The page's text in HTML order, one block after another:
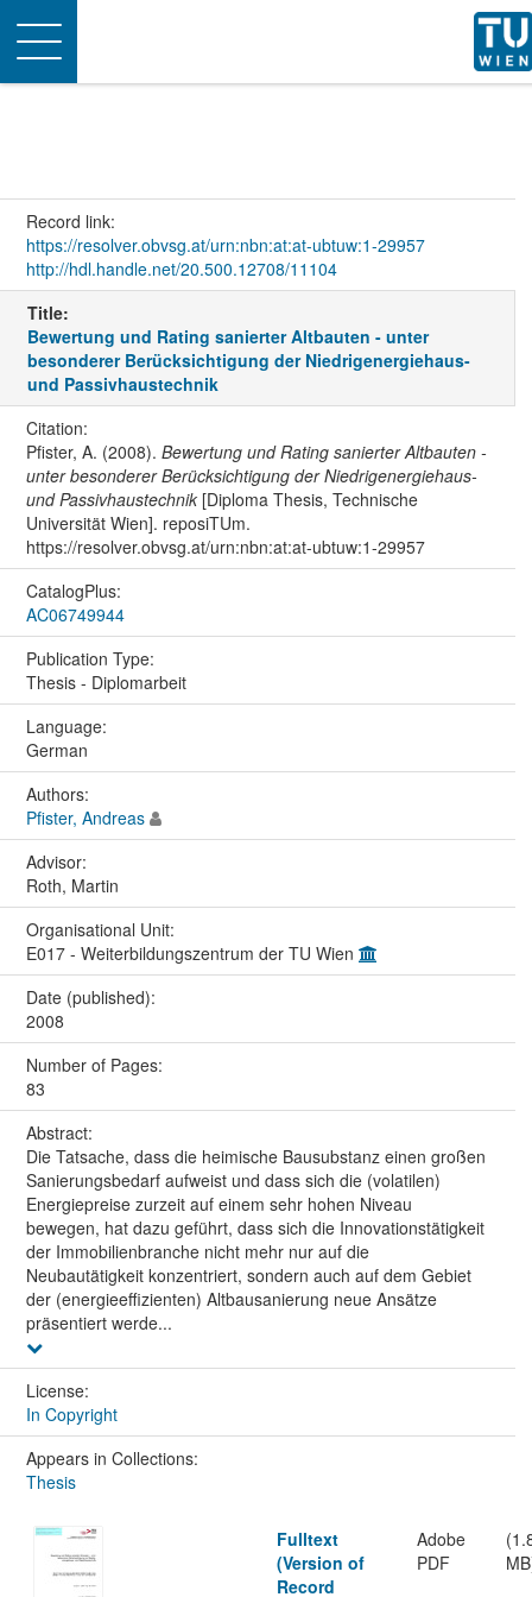
Toggle
navigation
Record link:
https://resolver.obvsg.at/urn:nbn:at:at-ubtuw:1-29957
http://hdl.handle.net/20.500.12708/11104
Title:
Bewertung und Rating sanierter Altbauten - unter
besonderer Berücksichtigung der Niedrigenergiehaus-
und Passivhaustechnik
Citation:
Pfister, A. (2008). Bewertung und Rating sanierter Altbauten -
unter besonderer Berücksichtigung der Niedrigenergiehaus-
und Passivhaustechnik[Diploma Thesis, Technische
Universität Wien]. reposiTUm.
https://resolver.obvsg.at/urn:nbn:at:at-ubtuw:1-29957
CatalogPlus:
AC06749944
Publication Type:
Thesis - Diplomarbeit
Language:
German
Authors:
Pfister, Andreas
Advisor:
Roth, Martin
Organisational Unit:
E017 - Weiterbildungszentrum der TU Wien
Date (published):
2008
Number of Pages:
83
Abstract:
Die Tatsache, dass die heimische Bausubstanz einen großen
Sanierungsbedarf aufweist und dass sich die (volatilen)
Energiepreise zurzeit auf einem sehr hohen Niveau
bewegen, hat dazu geführt, dass sich die Innovationstätigkeit
der Immobilienbranche nicht mehr nur auf die
Neubautätigkeit konzentriert, sondern auch auf dem Gebiet
der (energieeffizienten) Altbausanierung neue Ansätze
präsentiert werde...
License:
In Copyright
Appears in Collections:
Thesis
Fulltext
(Version of
Record
Adobe
PDF